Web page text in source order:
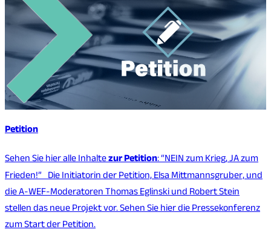
Petition
Sehen Sie hier alle Inhaltezur Petition: “NEIN zum Krieg, JA zum
Frieden!” Die Initiatorin der Petition, Elsa Mittmannsgruber, und
die A-WEF-Moderatoren Thomas Eglinski und Robert Stein
stellen das neue Projekt vor. Sehen Sie hier die Pressekonferenz
zum Start der Petition.